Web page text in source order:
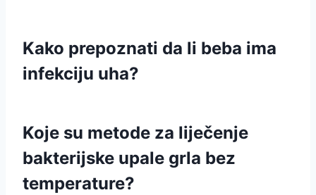
Kako prepoznati da li beba ima
infekciju uha?
Koje su metode za liječenje
bakterijske upale grla bez
temperature?